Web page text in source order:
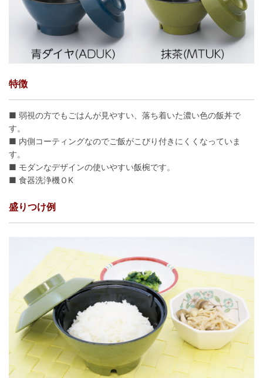
特徴
■ 弱視の方でもごはんが見やすい、落ち着いた濃い色の飯丼で
す。
■ 内側コーティングなのでご飯がこびり付きにくくなっていま
す。
■ モダンなデザインの使いやすい飯椀です。
■ 食器洗浄機ＯK
盛りつけ例